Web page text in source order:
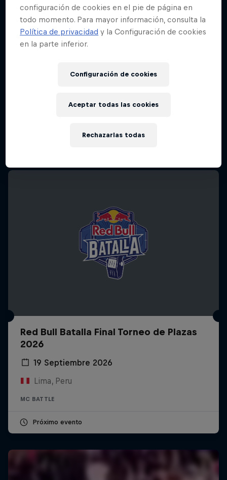
Red Bull Batalla Final Torneo de Plazas
2026
19 Septiembre 2026
Lima, Peru
MC BATTLE
Próximo evento
configuración de cookies en el pie de página en
todo momento. Para mayor información, consulta la
Política de privacidad y la Configuración de cookies
en la parte inferior.
Configuración de cookies
Rechazarlas todas
Aceptar todas las cookies